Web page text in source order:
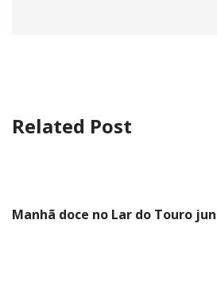
Related Post
Manhã doce no Lar do Touro